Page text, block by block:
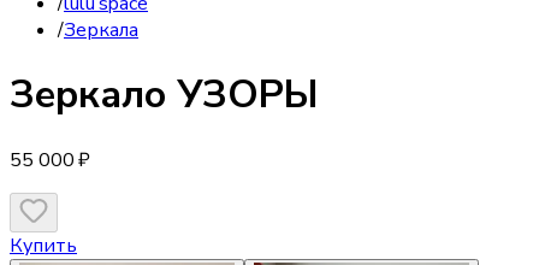
/Зеркала
Зеркало УЗОРЫ
55 000 ₽
Купить